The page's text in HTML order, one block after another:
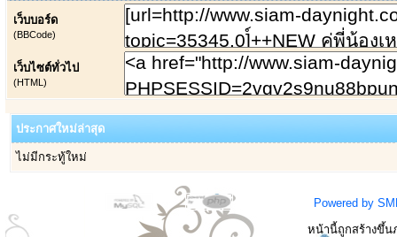
เว็บบอร์ด
(BBCode)
เว็บไซต์ทั่วไป
(HTML)
ประกาศใหม่ล่าสุด
ไม่มีกระทู้ใหม่
Powered by
หน้านี้ถูกสร้างขึ้น